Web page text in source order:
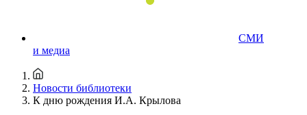
СМИ
и медиа
Новости библиотеки
К дню рождения И.А. Крылова